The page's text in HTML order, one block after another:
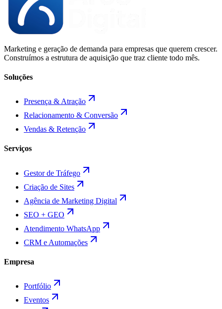
Marketing e geração de demanda para empresas que querem crescer.
Construímos a estrutura de aquisição que traz cliente todo mês.
Soluções
Presença & Atração
Relacionamento & Conversão
Vendas & Retenção
Serviços
Gestor de Tráfego
Criação de Sites
Agência de Marketing Digital
SEO + GEO
Atendimento WhatsApp
CRM e Automações
Empresa
Portfólio
Eventos